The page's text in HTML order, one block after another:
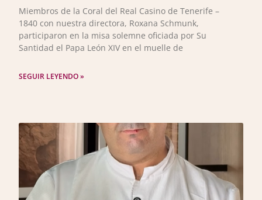
Miembros de la Coral del Real Casino de Tenerife –
1840 con nuestra directora, Roxana Schmunk,
participaron en la misa solemne oficiada por Su
Santidad el Papa León XIV en el muelle de
SEGUIR LEYENDO »